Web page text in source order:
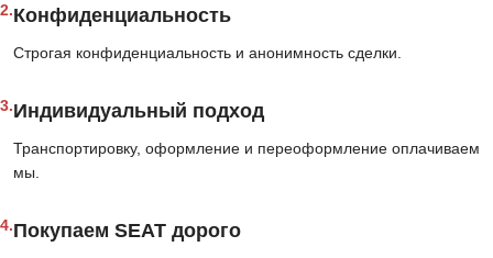
2.Конфиденциальность
Строгая конфиденциальность и анонимность сделки.
3.Индивидуальный подход
Транспортировку, оформление и переоформление оплачиваем
мы.
4.Покупаем SEAT дорого